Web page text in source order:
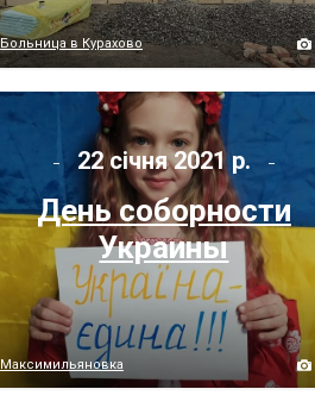
Больница в Курахово
22 січня 2021 р.
День соборности
Украины
Максимильяновка